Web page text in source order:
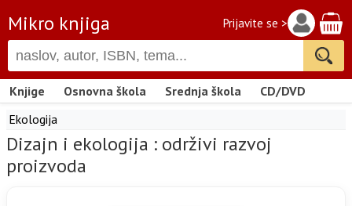
Mikro knjiga Prijavite se >
Knjige Osnovna škola Srednja škola
CD/DVD
Ekologija
Dizajn i ekologija : održivi razvoj
proizvoda